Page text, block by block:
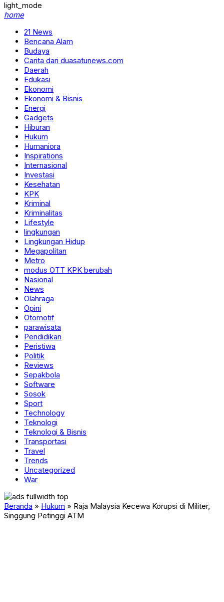
light_mode
home
21 News
Bencana Alam
Budaya
Carita dari duasatunews.com
Daerah
Edukasi
Ekonomi
Ekonomi & Bisnis
Energi
Gadgets
Hiburan
Hukum
Humaniora
Inspirations
Internasional
Investasi
Kesehatan
KPK
Kriminal
Kriminalitas
Lifestyle
lingkungan
Lingkungan Hidup
Megapolitan
Metro
modus OTT KPK berubah
Nasional
News
Olahraga
Opini
Otomotif
parawisata
Pendidikan
Peristiwa
Politik
Reviews
Sepakbola
Software
Sosok
Sport
Technology
Teknologi
Teknologi & Bisnis
Transportasi
Travel
Trends
Uncategorized
War
Beranda » Hukum » Raja Malaysia Kecewa Korupsi di Militer,
Singgung Petinggi ATM